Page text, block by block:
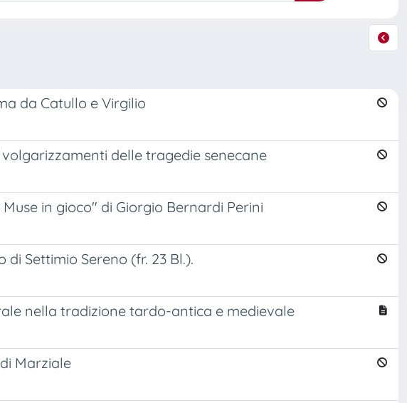
da Catullo e Virgilio
delle tragedie senecane
Muse in gioco" di Giorgio Bernardi Perini
Settimio Sereno (fr. 23 Bl.).
nella tradizione tardo-antica e medievale
Marziale